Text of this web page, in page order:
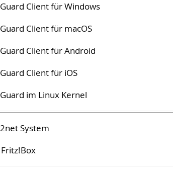
Client für Windows
Client für macOS
Client für Android
Client für iOS
im Linux Kernel
System